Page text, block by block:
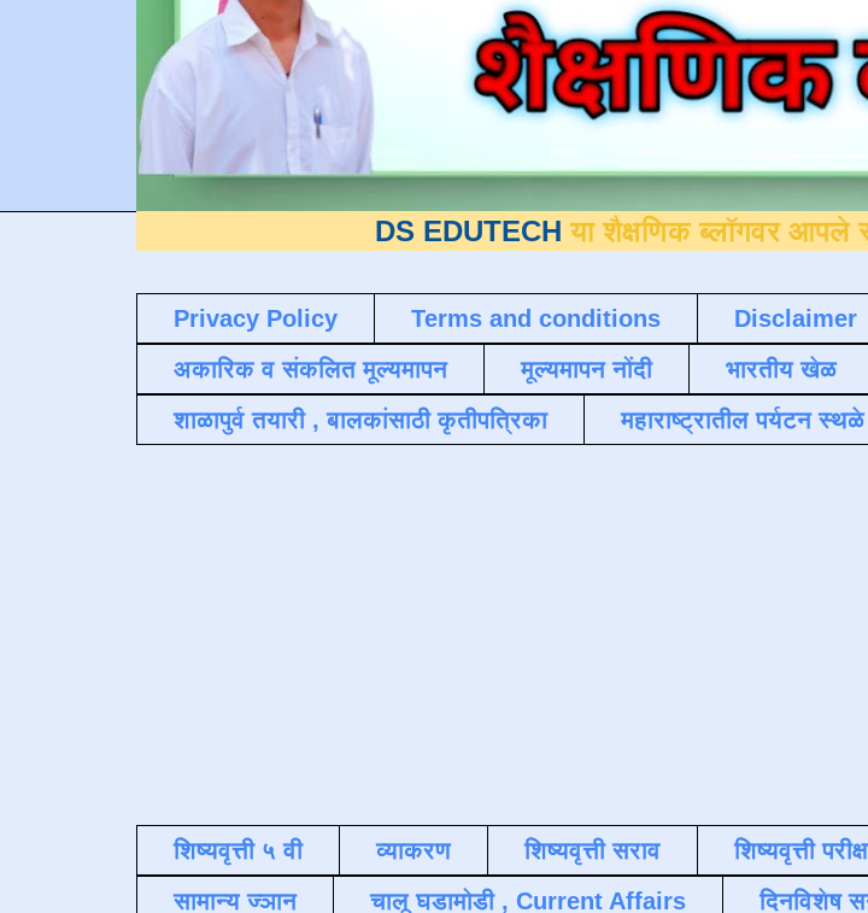
DS EDUTECH या शैक्षणिक ब्लॉगवर आपले स्वागत आहे
Privacy Policy Terms and conditions Disclaimer
अकारिक व संकलित मूल्यमापन
मूल्यमापन नोंदी भारतीय खेळ
शाळापुर्व तयारी , बालकांसाठी कृतीपत्रिका
महाराष्ट्रातील पर्यटन स्थळे
शिष्यवृत्ती ५ वी व्याकरण शिष्यवृत्ती सराव शिष्यवृत्ती
सामान्य ज्ञान
चालू घडामोडी , Current Affairs दिनविशेष